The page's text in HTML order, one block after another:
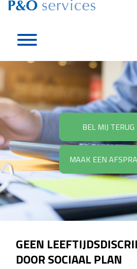
BEL MIJ TERUG
MAAK EEN
GEEN
DOOR SOCIAAL PLAN